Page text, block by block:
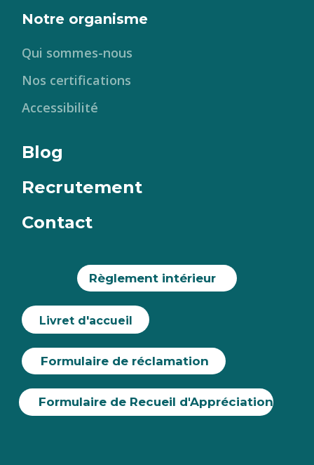
Notre organisme
Qui sommes-nous
Nos certifications
Accessibilité
Blog
Recrutement
Contact
Règlement intérieur
Livret d'accueil
Formulaire de réclamation
Formulaire de Recueil d'Appréciation